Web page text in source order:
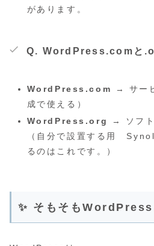
があります。
Q. WordPress.comと
WordPress.com
→ サー
成で使える）
WordPress.org
→ ソフト
（自分で設置する用
るのはこれです。）
✨ そもそもWordPress